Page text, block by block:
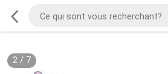
2/ 7